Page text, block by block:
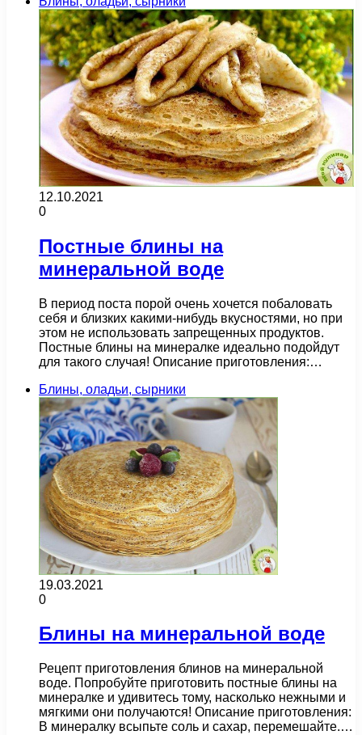
12.10.2021
0
Постные блины на
минеральной воде
В период поста порой очень хочется побаловать
себя и близких какими-нибудь вкусностями, но при
этом не использовать запрещенных продуктов.
Постные блины на минералке идеально подойдут
для такого случая! Описание приготовления:…
Блины, оладьи, сырники
19.03.2021
0
Блины на минеральной воде
Рецепт приготовления блинов на минеральной
воде. Попробуйте приготовить постные блины на
минералке и удивитесь тому, насколько нежными и
мягкими они получаются! Описание приготовления:
В минералку всыпьте соль и сахар, перемешайте.…